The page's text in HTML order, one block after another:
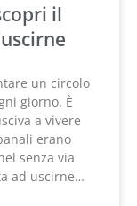
il
un circolo
giorno. È
a vivere
erano
senza via
ad uscirne…